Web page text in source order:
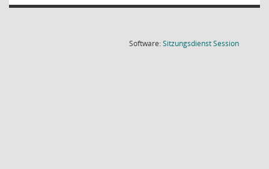
Software:SitzungsdienstSession(Wird in